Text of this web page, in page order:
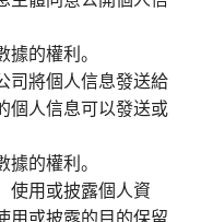
的權利。
司將個人信息發送給
個人信息可以發送或
的權利。
使用或披露個人資